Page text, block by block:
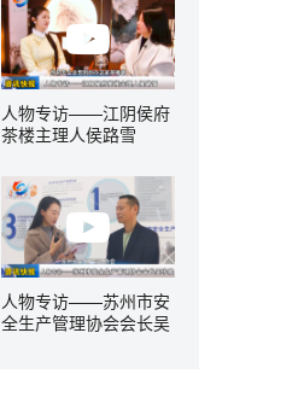
人物专访——江阴侯府
茶楼主理人侯路雪
人物专访——苏州市安
全生产管理协会会长吴